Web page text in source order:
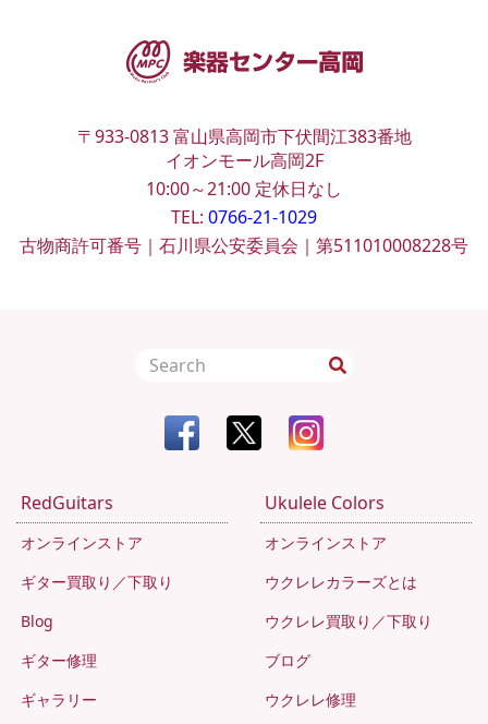
〒933-0813 富山県高岡市下伏間江383番地
イオンモール高岡2F
10:00～21:00 定休日なし
TEL: 0766-21-1029
古物商許可番号｜石川県公安委員会｜第511010008228号
RedGuitars
オンラインストア
ギター買取り／下取り
Blog
ギター修理
ギャラリー
Ukulele Colors
オンラインストア
ウクレレカラーズとは
ウクレレ買取り／下取り
ブログ
ウクレレ修理